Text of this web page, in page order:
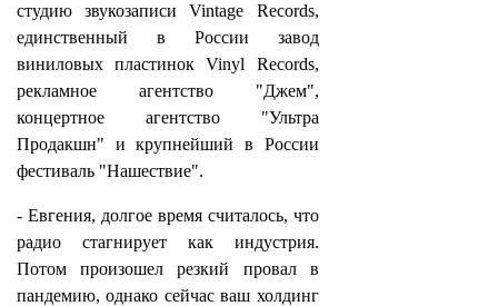
студию звукозаписи Vintage Records,
единственный в России завод
виниловых пластинок Vinyl Records,
рекламное агентство "Джем",
концертное агентство "Ультра
Продакшн" и крупнейший в России
фестиваль "Нашествие".
- Евгения, долгое время считалось, что
радио стагнирует как индустрия.
Потом произошел резкий провал в
пандемию, однако сейчас ваш холдинг